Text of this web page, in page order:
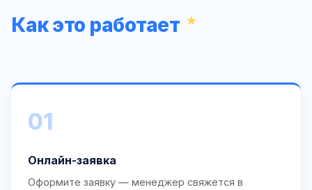
Как это работает
01
Онлайн-заявка
Оформите заявку — менеджер свяжется в